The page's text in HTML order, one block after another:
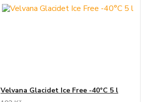
Velvana Glacidet Ice Free -40°C 5 l